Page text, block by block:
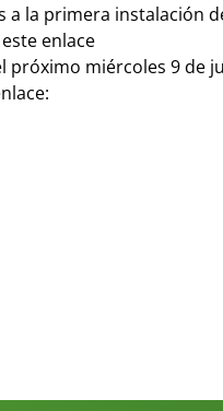
a la primera instalación
enlace
próximo miércoles 9 de